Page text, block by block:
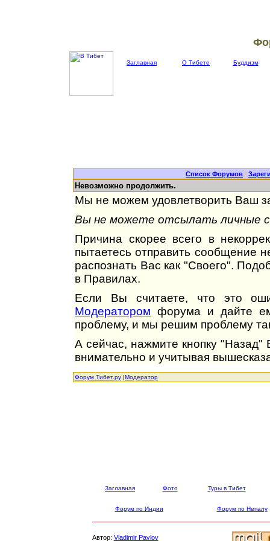
Заглавная О Тибете Буддизм
Список Форумов |
Невозможно продолжить.
Мы не можем удовлетворить Ваш
Вы не можете отсылать личные
Причина скорее всего в
пытаетесь отправить сообщение
распознать Вас как "Своего".
в Правилах.
Если Вы считаете, что это
Модератором форума и дайте
проблему, и мы решим проблему
А сейчас, нажмите кнопку
внимательно и учитывая
Форум Тибет.ру |Модератор
Заглавная Фото Туры в Тибет
Форум по Индии Форум по Непалу
Автор: Vladimir Pavlov